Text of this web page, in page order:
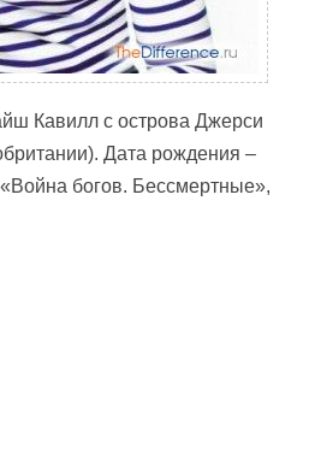
Кавилл с острова Джерси
Дата рождения –
богов. Бессмертные»,